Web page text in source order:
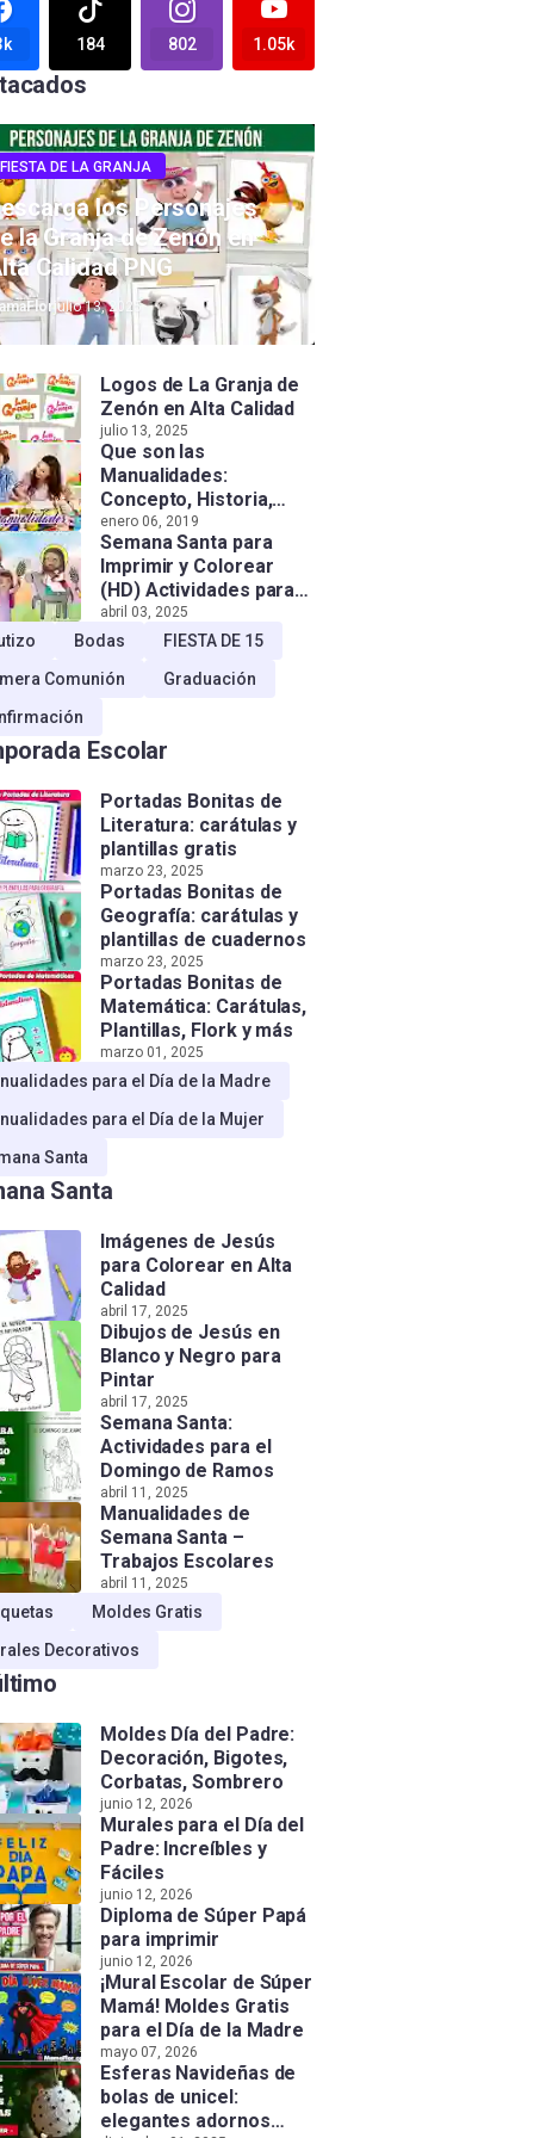
184 802 1.05k
FIESTA DE LA GRANJA
los Personajes
la Granja de Zenón en
Calidad PNG
julio 13, 2025
Logos de La Granja de
Zenón en Alta Calidad
julio 13, 2025
Que son las
Manualidades:
Concepto, Historia,
Tipos e Importancia
enero 06, 2019
Semana Santa para
Imprimir y Colorear
(HD) Actividades para
Niños!
abril 03, 2025
Bodas
FIESTA DE 15
Comunión
Graduación
Escolar
Portadas Bonitas de
Literatura: carátulas y
plantillas gratis
marzo 23, 2025
Portadas Bonitas de
Geografía: carátulas y
plantillas de cuadernos
marzo 23, 2025
Portadas Bonitas de
Matemática: Carátulas,
Plantillas, Flork y más
marzo 01, 2025
para el Día de la Madre
para el Día de la Mujer
Santa
Santa
Imágenes de Jesús
para Colorear en Alta
Calidad
abril 17, 2025
Dibujos de Jesús en
Blanco y Negro para
Pintar
abril 17, 2025
Semana Santa:
Actividades para el
Domingo de Ramos
abril 11, 2025
Manualidades de
Semana Santa –
Trabajos Escolares
abril 11, 2025
Moldes Gratis
Decorativos
Moldes Día del Padre:
Decoración, Bigotes,
Corbatas, Sombrero
junio 12, 2026
Murales para el Día del
Padre: Increíbles y
Fáciles
junio 12, 2026
Diploma de Súper Papá
para imprimir
junio 12, 2026
¡Mural Escolar de Súper
Mamá! Moldes Gratis
para el Día de la Madre
mayo 07, 2026
Esferas Navideñas de
bolas de unicel:
elegantes adornos